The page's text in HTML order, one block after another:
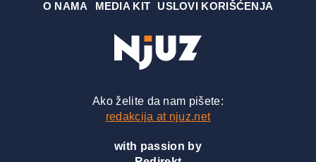
О NAMA MEDIA KIT USLOVI KORIŠĆENJA
Ako želite da nam pišete:
redakcija at njuz.net
with passion by